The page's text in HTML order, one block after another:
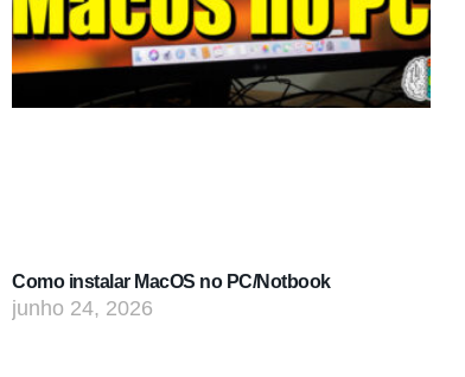
Como instalar MacOS no PC/Notbook
junho 24, 2026